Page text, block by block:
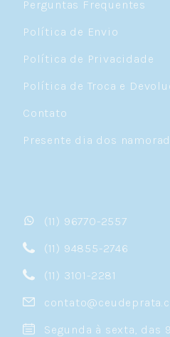
Perguntas Frequentes
Política de Envio
Política de Privacidade
Política de Troca e
Contato
Presente dia dos
(11) 96770-2557
(11) 94855-2746
(11) 3101-2281
Segunda à sexta, das